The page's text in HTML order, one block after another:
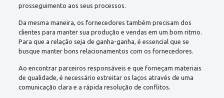
prosseguimento aos seus processos.
Da mesma maneira, os fornecedores também precisam dos
clientes para manter sua produção e vendas em um bom ritmo.
Para que a relação seja de ganha-ganha, é essencial que se
busque manter bons relacionamentos com os fornecedores.
Ao encontrar parceiros responsáveis e que forneçam materiais
de qualidade, é necessário estreitar os laços através de uma
comunicação clara e a rápida resolução de conflitos.